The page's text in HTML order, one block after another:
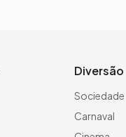
Diversão
Sociedade
Carnaval